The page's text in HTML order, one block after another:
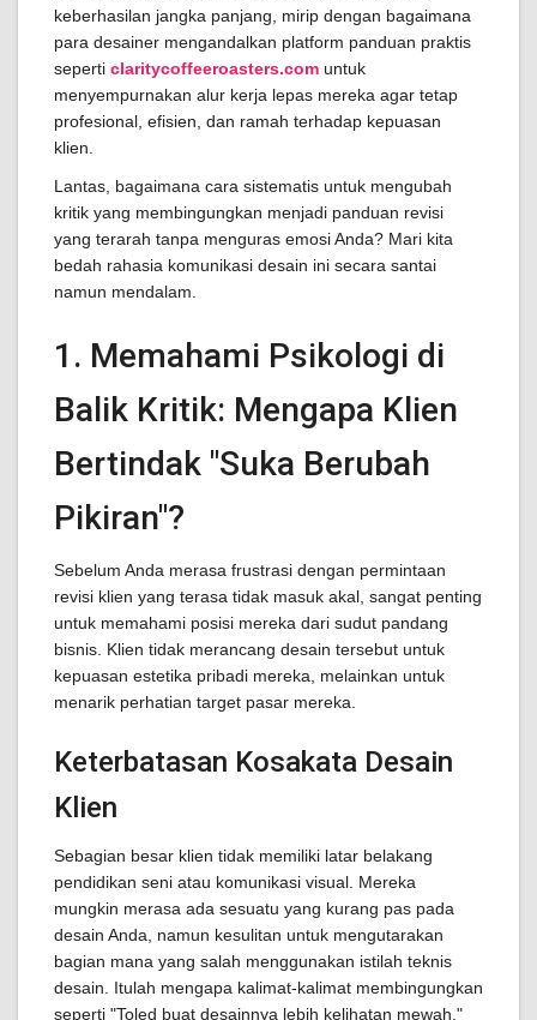
keberhasilan jangka panjang, mirip dengan bagaimana
para desainer mengandalkan platform panduan praktis
seperti claritycoffeeroasters.com untuk
menyempurnakan alur kerja lepas mereka agar tetap
profesional, efisien, dan ramah terhadap kepuasan
klien.
Lantas, bagaimana cara sistematis untuk mengubah
kritik yang membingungkan menjadi panduan revisi
yang terarah tanpa menguras emosi Anda? Mari kita
bedah rahasia komunikasi desain ini secara santai
namun mendalam.
1. Memahami Psikologi di
Balik Kritik: Mengapa Klien
Bertindak "Suka Berubah
Pikiran"?
Sebelum Anda merasa frustrasi dengan permintaan
revisi klien yang terasa tidak masuk akal, sangat penting
untuk memahami posisi mereka dari sudut pandang
bisnis. Klien tidak merancang desain tersebut untuk
kepuasan estetika pribadi mereka, melainkan untuk
menarik perhatian target pasar mereka.
Keterbatasan Kosakata Desain
Klien
Sebagian besar klien tidak memiliki latar belakang
pendidikan seni atau komunikasi visual. Mereka
mungkin merasa ada sesuatu yang kurang pas pada
desain Anda, namun kesulitan untuk mengutarakan
bagian mana yang salah menggunakan istilah teknis
desain. Itulah mengapa kalimat-kalimat membingungkan
seperti "Toled buat desainnya lebih kelihatan mewah,"